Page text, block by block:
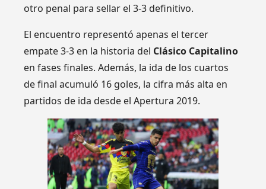
otro penal para sellar el 3-3 definitivo.
El encuentro representó apenas el tercer
empate 3-3 en la historia del Clásico Capitalino
en fases finales. Además, la ida de los cuartos
de final acumuló 16 goles, la cifra más alta en
partidos de ida desde el Apertura 2019.